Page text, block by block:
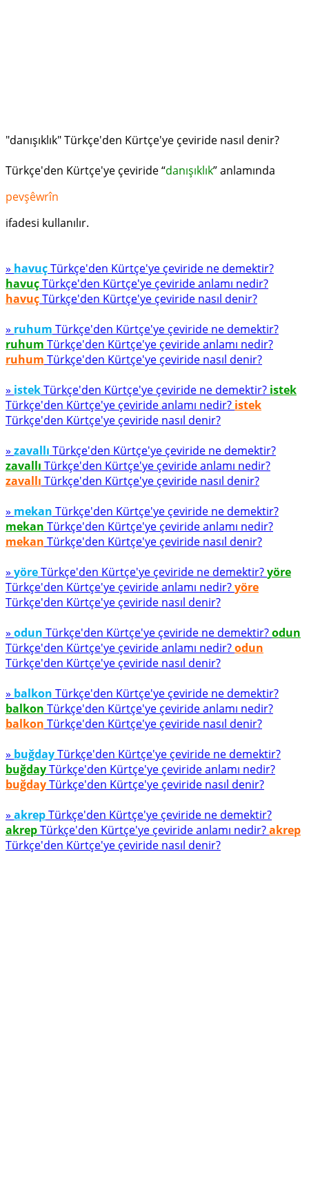
"danışıklık" Türkçe'den Kürtçe'ye çeviride nasıl denir?
Türkçe'den Kürtçe'ye çeviride “danışıklık” anlamında
pevşêwrîn
ifadesi kullanılır.
» havuçTürkçe'den Kürtçe'ye çeviride ne demektir?
havuçTürkçe'den Kürtçe'ye çeviride anlamı nedir?
havuçTürkçe'den Kürtçe'ye çeviride nasıl denir?
» ruhum Türkçe'den Kürtçe'ye çeviride ne demektir?
ruhum Türkçe'den Kürtçe'ye çeviride anlamı nedir?
ruhum Türkçe'den Kürtçe'ye çeviride nasıl denir?
» istekTürkçe'den Kürtçe'ye çeviride ne demektir? istek
Türkçe'den Kürtçe'ye çeviride anlamı nedir? istek
Türkçe'den Kürtçe'ye çeviride nasıl denir?
» zavallı Türkçe'den Kürtçe'ye çeviride ne demektir?
zavallı Türkçe'den Kürtçe'ye çeviride anlamı nedir?
zavallı Türkçe'den Kürtçe'ye çeviride nasıl denir?
» mekan Türkçe'den Kürtçe'ye çeviride ne demektir?
mekan Türkçe'den Kürtçe'ye çeviride anlamı nedir?
mekan Türkçe'den Kürtçe'ye çeviride nasıl denir?
» yöreTürkçe'den Kürtçe'ye çeviride ne demektir?yöre
Türkçe'den Kürtçe'ye çeviride anlamı nedir?yöre
Türkçe'den Kürtçe'ye çeviride nasıl denir?
» odun Türkçe'den Kürtçe'ye çeviride ne demektir?odun
Türkçe'den Kürtçe'ye çeviride anlamı nedir?odun
Türkçe'den Kürtçe'ye çeviride nasıl denir?
» balkon Türkçe'den Kürtçe'ye çeviride ne demektir?
balkon Türkçe'den Kürtçe'ye çeviride anlamı nedir?
balkon Türkçe'den Kürtçe'ye çeviride nasıl denir?
» buğdayTürkçe'den Kürtçe'ye çeviride ne demektir?
buğdayTürkçe'den Kürtçe'ye çeviride anlamı nedir?
buğdayTürkçe'den Kürtçe'ye çeviride nasıl denir?
» akrepTürkçe'den Kürtçe'ye çeviride ne demektir?
akrepTürkçe'den Kürtçe'ye çeviride anlamı nedir?akrep
Türkçe'den Kürtçe'ye çeviride nasıl denir?